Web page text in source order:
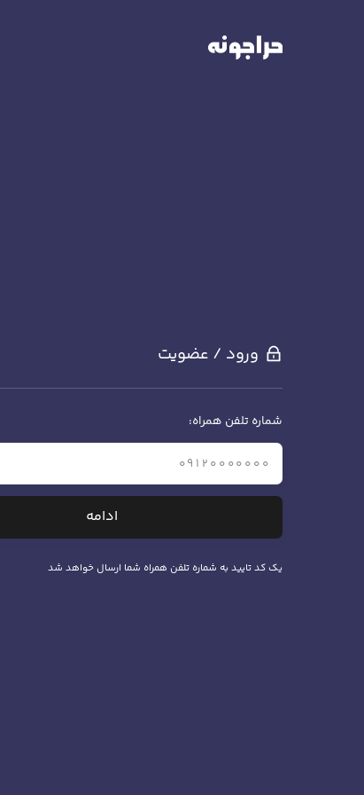
ورود / عضویت
شماره تلفن همراه:
ادامه
یک کد تایید به شماره تلفن همراه شما ارسال خواهد شد